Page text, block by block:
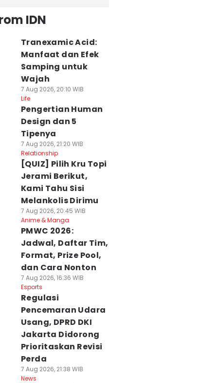
IDN
Tranexamic Acid:
Manfaat dan Efek
Samping untuk
Wajah
7 Aug 2026, 20:10 WIB
Life
Pengertian Human
Design dan 5
Tipenya
7 Aug 2026, 21:20 WIB
Relationship
[QUIZ] Pilih Kru Topi
Jerami Berikut,
Kami Tahu Sisi
Melankolis Dirimu
7 Aug 2026, 20:45 WIB
Anime & Manga
PMWC 2026:
Jadwal, Daftar Tim,
Format, Prize Pool,
dan Cara Nonton
7 Aug 2026, 16:36 WIB
Esports
Regulasi
Pencemaran Udara
Usang, DPRD DKI
Jakarta Didorong
Prioritaskan Revisi
Perda
7 Aug 2026, 21:38 WIB
News